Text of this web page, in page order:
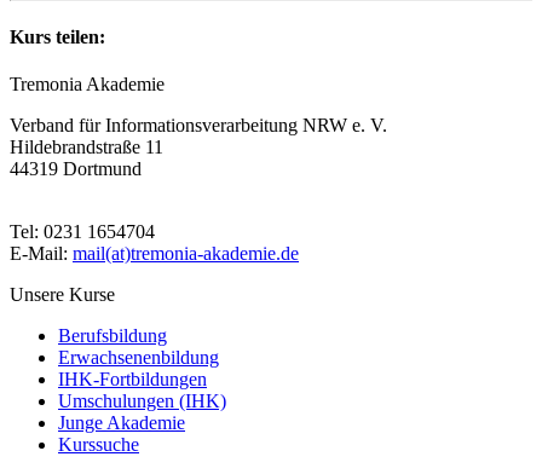
Kurs teilen:
Tremonia Akademie
Verband für Informationsverarbeitung NRW e. V.
Hildebrandstraße 11
44319 Dortmund
Tel: 0231 1654704
E-Mail: mail(at)tremonia-akademie.de
Unsere Kurse
Berufsbildung
Erwachsenenbildung
IHK-Fortbildungen
Umschulungen (IHK)
Junge Akademie
Kurssuche